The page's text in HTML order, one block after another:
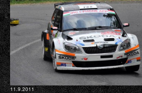
11.9.2011